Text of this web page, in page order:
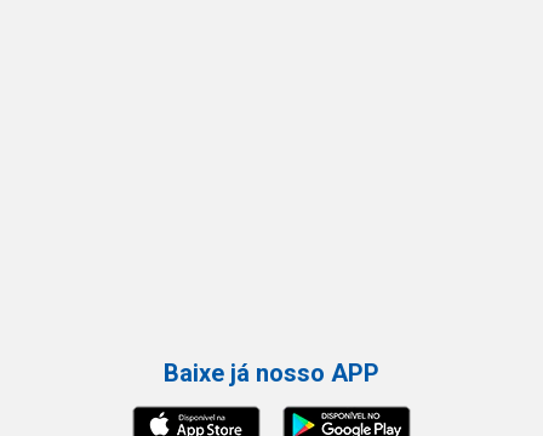
Baixe já nosso APP